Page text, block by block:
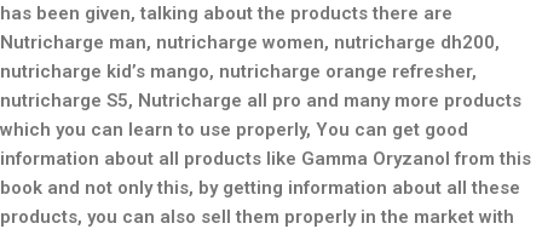
has been given, talking about the products there are
Nutricharge man, nutricharge women, nutricharge dh200,
nutricharge kid’s mango, nutricharge orange refresher,
nutricharge S5, Nutricharge all pro and many more products
which you can learn to use properly, You can get good
information about all products like Gamma Oryzanol from this
book and not only this, by getting information about all these
products, you can also sell them properly in the market with